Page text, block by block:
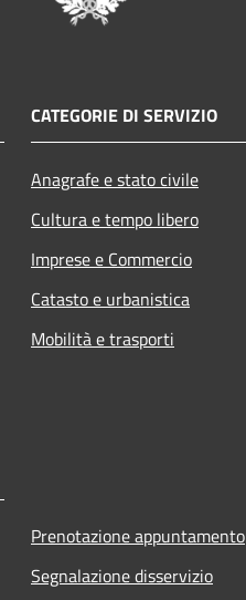
CATEGORIE DI SERVIZIO
Anagrafe e stato civile
Cultura e tempo libero
Imprese e Commercio
Catasto e urbanistica
Mobilità e trasporti
Prenotazione appuntamento
Segnalazione disservizio